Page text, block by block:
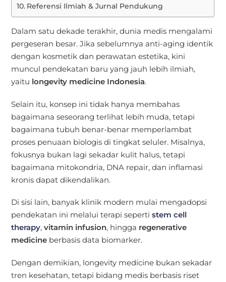
Referensi Ilmiah & Jurnal Pendukung
Dalam satu dekade terakhir, dunia medis mengalami
pergeseran besar. Jika sebelumnya anti-aging identik
dengan kosmetik dan perawatan estetika, kini
muncul pendekatan baru yang jauh lebih ilmiah,
yaitu longevity medicine Indonesia.
Selain itu, konsep ini tidak hanya membahas
bagaimana seseorang terlihat lebih muda, tetapi
bagaimana tubuh benar-benar memperlambat
proses penuaan biologis di tingkat seluler. Misalnya,
fokusnya bukan lagi sekadar kulit halus, tetapi
bagaimana mitokondria, DNA repair, dan inflamasi
kronis dapat dikendalikan.
Di sisi lain, banyak klinik modern mulai mengadopsi
pendekatan ini melalui terapi sepertistem cell
therapy,vitamin infusion, hingga regenerative
medicine berbasis data biomarker.
Dengan demikian, longevity medicine bukan sekadar
tren kesehatan, tetapi bidang medis berbasis riset